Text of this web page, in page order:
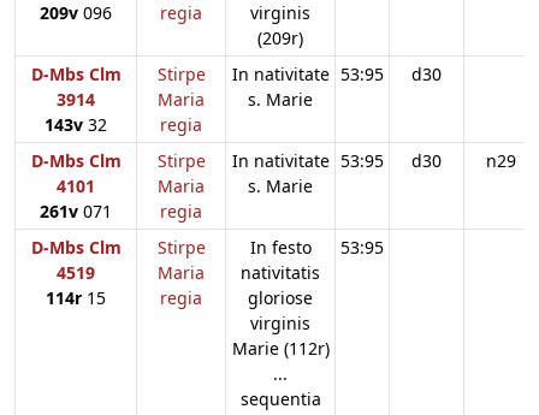
209v 096
regia
virginis
(209r)
D-Mbs Clm
3914
143v 32
Stirpe
Maria
regia
In nativitate
s. Marie
53:95 d30
D-Mbs Clm
4101
261v 071
Stirpe
Maria
regia
In nativitate
s. Marie
53:95 d30 n29
D-Mbs Clm
4519
114r 15
Stirpe
Maria
regia
In festo
nativitatis
gloriose
virginis
Marie (112r)
...
sequentia
53:95